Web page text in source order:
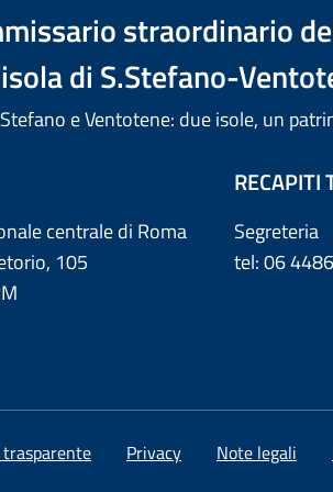
straordinario
di S.Stefano-
e Ventotene: due isole, un
centrale di Roma
105
RECAPITI
Segreteria
tel: 06
Privacy Note legali